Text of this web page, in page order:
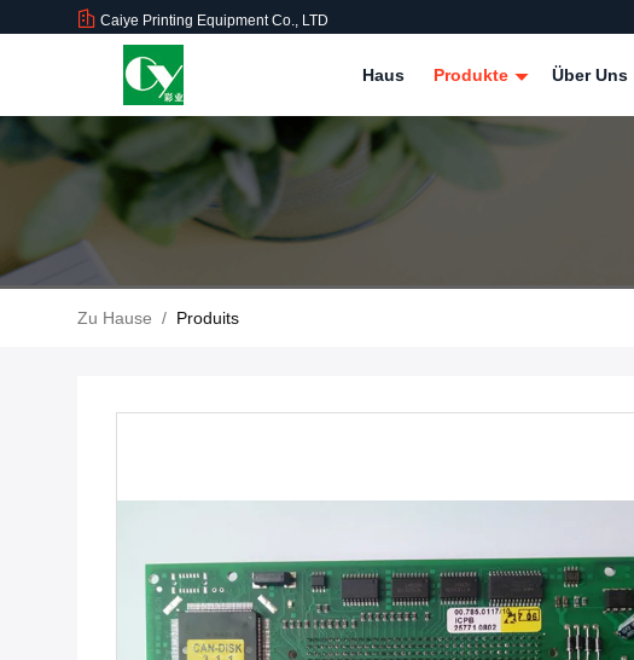
Caiye Printing Equipment Co., LTD
Haus Produkte Über Uns
Zu Hause / Produits